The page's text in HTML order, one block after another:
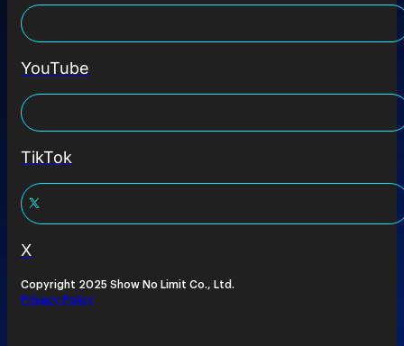
YouTube
TikTok
X
Copyright 2025 Show No Limit Co., Ltd.
Privacy Policy